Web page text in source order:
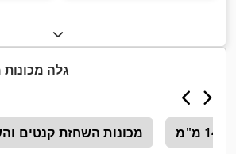
גלה
מכונות השחזת קנטים